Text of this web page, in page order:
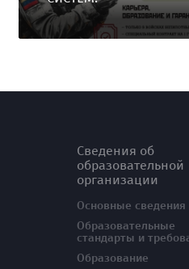
Сведения об
образовательной
организации
Основные сведения
Образовательные
стандарты и
Образование